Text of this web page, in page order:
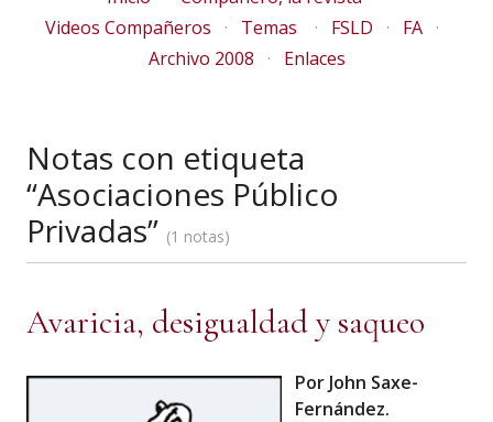
Videos Compañeros
Temas FSLD
FA
Archivo 2008
Enlaces
Notas con etiqueta
“Asociaciones Público
Privadas”
1 notas
Avaricia, desigualdad y saqueo
Por John Saxe-
Fernández.